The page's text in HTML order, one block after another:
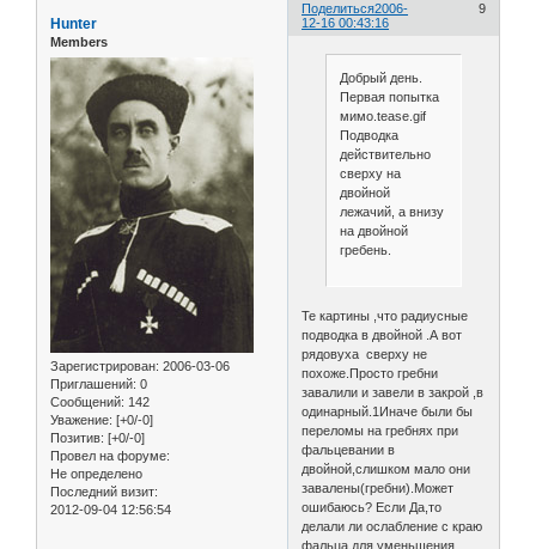
Поделиться 9
2006-
12-16 00:43:16
Hunter
Members
Зарегистрирован: 2006-03-06
Приглашений: 0
Сообщений: 142
Уважение: [+0/-0]
Позитив: [+0/-0]
Провел на форуме:
Не определено
Последний визит:
2012-09-04 12:56:54
Добрый день.
Первая попытка
мимо.tease.gif
Подводка
действительно
сверху на
двойной
лежачий, а внизу
на двойной
гребень.
Те картины ,что радиусные
подводка в двойной .А вот
рядовуха сверху не
похоже.Просто гребни
завалили и завели в закрой ,в
одинарный.1Иначе были бы
переломы на гребнях при
фальцевании в
двойной,слишком мало они
завалены(гребни).Может
ошибаюсь? Если Да,то
делали ли ослабление с краю
фальца,для уменьшения